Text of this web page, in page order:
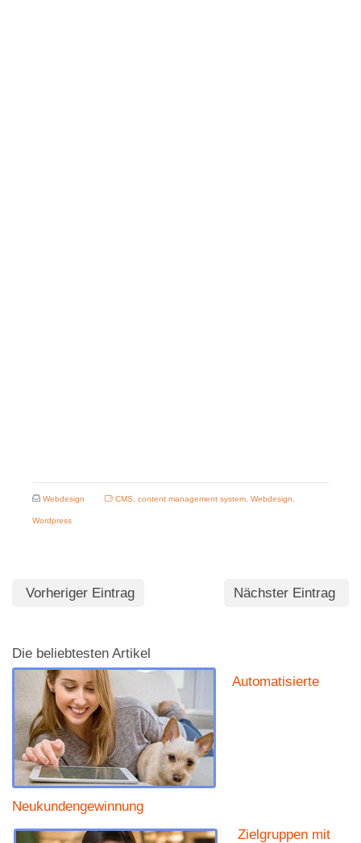
Webdesign CMS content management system Webdesign
Wordpress
Vorheriger Eintrag Nächster Eintrag
Die beliebtesten Artikel
Automatisierte
Neukundengewinnung
Zielgruppen mit